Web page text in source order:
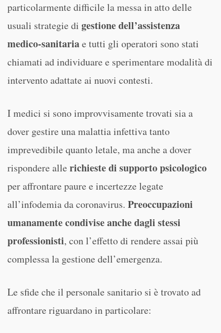
particolarmente difficile la messa in atto delle
usuali strategie di gestione dell’assistenza
medico-sanitariae tutti gli operatori sono stati
chiamati ad individuare e sperimentare modalità di
intervento adattate ai nuovi contesti.
I medici si sono improvvisamente trovati sia a
dover gestire una malattia infettiva tanto
imprevedibile quanto letale, ma anche a dover
rispondere alle richieste di supporto psicologico
per affrontare paure e incertezze legate
all’infodemia da coronavirus. Preoccupazioni
umanamente condivise anche dagli stessi
professionisti, con l’effetto di rendere assai più
complessa la gestione dell’emergenza.
Le sfide che il personale sanitario si è trovato ad
affrontare riguardano in particolare: